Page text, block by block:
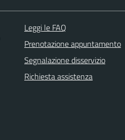
Leggi le FAQ
Prenotazione appuntamento
Segnalazione disservizio
Richiesta assistenza